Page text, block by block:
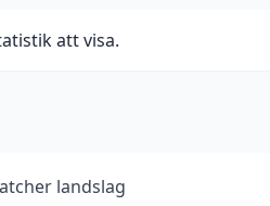
att visa.
landslag